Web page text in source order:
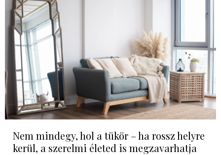
Nem mindegy, hol a tükör – ha rossz helyre
kerül, a szerelmi életed is megzavarhatja